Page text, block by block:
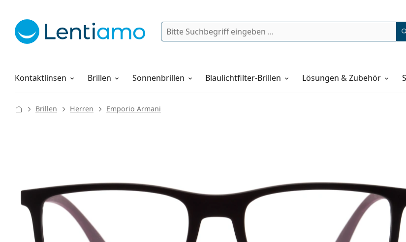
Suche
Kontaktlinsen
Pflegemittel Brillen Sonnenbrillen Blaulichtfilter-Brillen Lösungen & Zubehör
Alles über den Einkauf
Brillen Herren Emporio Armani